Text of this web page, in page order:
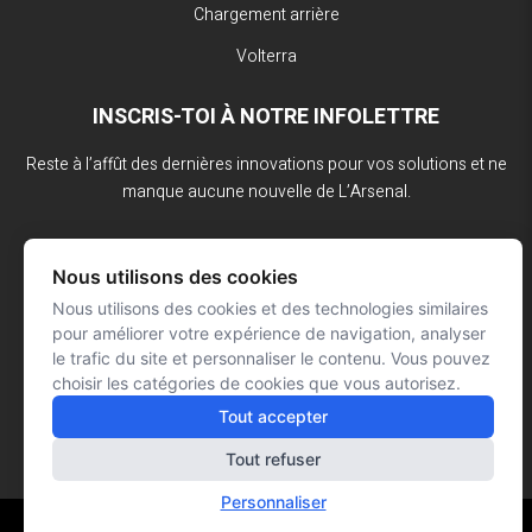
Chargement arrière
Volterra
INSCRIS-TOI À NOTRE INFOLETTRE
Reste à l’affût des dernières innovations pour vos solutions et ne
manque aucune nouvelle de L’Arsenal.
Nous utilisons des cookies
Nous utilisons des cookies et des technologies similaires
pour améliorer votre expérience de navigation, analyser
le trafic du site et personnaliser le contenu. Vous pouvez
choisir les catégories de cookies que vous autorisez.
Tout accepter
Tout refuser
Personnaliser